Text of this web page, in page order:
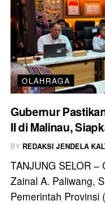
OLAHRAGA
Gubernur
II di Malinau,
BY REDAKSI JENDELA
TANJUNG SELOR
Zainal A. Paliwang,
Pemerintah Provinsi